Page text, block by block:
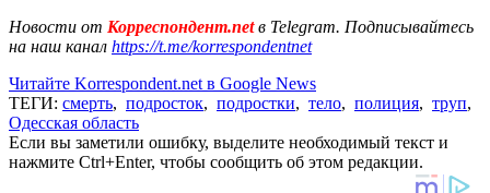
Новости от Корреспондент.netв Telegram. Подписывайтесь
на наш канал https://t.me/korrespondentnet
Читайте Korrespondent.net в Google News
ТЕГИ: смерть, подросток, подростки, тело, полиция, труп,
Одесская область
Если вы заметили ошибку, выделите необходимый текст и
нажмите Ctrl+Enter, чтобы сообщить об этом редакции.